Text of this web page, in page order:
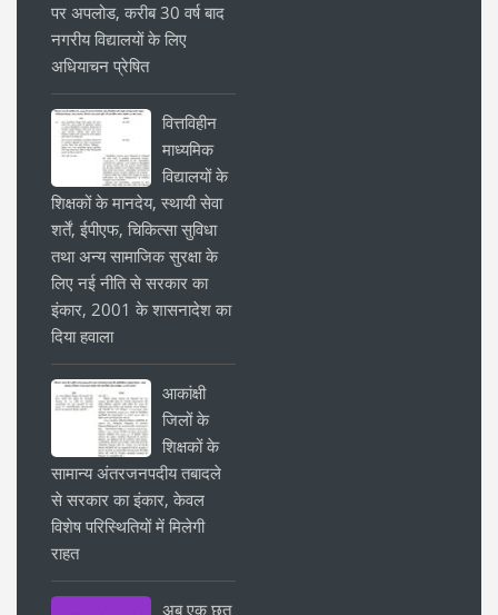
पर अपलोड, करीब 30 वर्ष बाद
नगरीय विद्यालयों के लिए
अधियाचन प्रेषित
वित्तविहीन
माध्यमिक
विद्यालयों के
शिक्षकों के मानदेय, स्थायी सेवा
शर्तें, ईपीएफ, चिकित्सा सुविधा
तथा अन्य सामाजिक सुरक्षा के
लिए नई नीति से सरकार का
इंकार, 2001 के शासनादेश का
दिया हवाला
आकांक्षी
जिलों के
शिक्षकों के
सामान्य अंतरजनपदीय तबादले
से सरकार का इंकार, केवल
विशेष परिस्थितियों में मिलेगी
राहत
अब एक छत